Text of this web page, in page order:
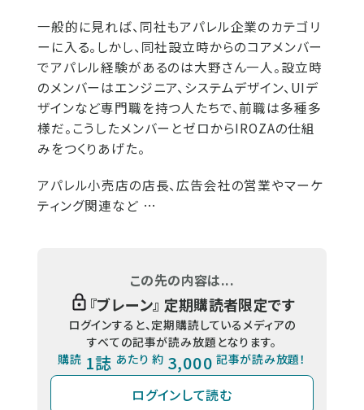
一般的に見れば、同社もアパレル企業のカテゴリ
ーに入る。しかし、同社設立時からのコアメンバー
でアパレル経験があるのは大野さん一人。設立時
のメンバーはエンジニア、システムデザイン、UIデ
ザインなど専門職を持つ人たちで、前職は多種多
様だ。こうしたメンバーとゼロからIROZAの仕組
みをつくりあげた。
アパレル小売店の店長、広告会社の営業やマーケ
ティング関連など …
この先の内容は...
『ブレーン』 定期購読者限定です
ログインすると、定期購読しているメディアの
すべての記事が読み放題となります。
購読 1誌 あたり 約 3,000 記事が読み放題！
ログインして読む